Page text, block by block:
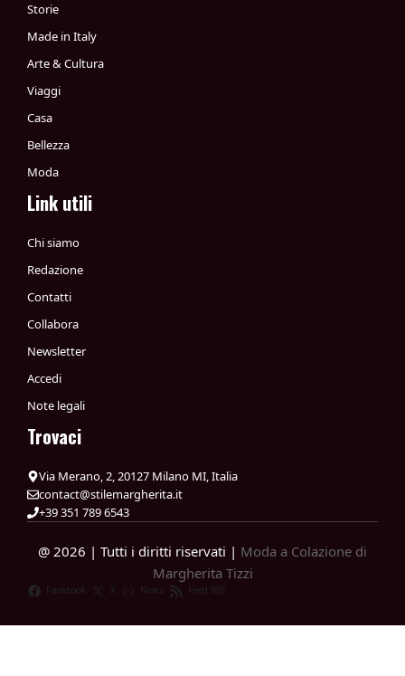
Storie
Made in Italy
Arte & Cultura
Viaggi
Casa
Bellezza
Moda
Link utili
Chi siamo
Redazione
Contatti
Collabora
Newsletter
Accedi
Note legali
Trovaci
Via Merano, 2, 20127 Milano MI, Italia
contact@stilemargherita.it
+39 351 789 6543
@ 2026 | Tutti i diritti riservati | Moda a Colazione di
Margherita Tizzi
Facebook X News Feed RSS